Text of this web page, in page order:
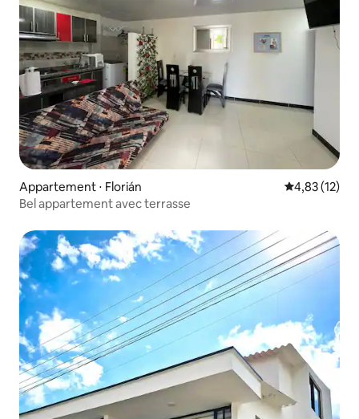
Appartement ⋅ Florián Évaluation
4,83 (12)
Bel appartement avec terrasse